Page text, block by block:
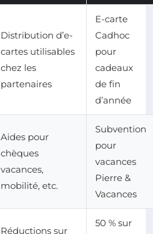
Distribution d’e-
cartes utilisables
chez les
partenaires
E-carte
Cadhoc
pour
cadeaux
de fin
d’année
Aides pour
chèques
vacances,
mobilité, etc.
Subvention
pour
vacances
Pierre &
Vacances
Réductions sur
50 % sur